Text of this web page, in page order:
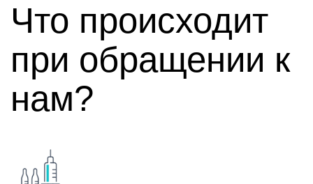
Что происходит
при обращении к
нам?